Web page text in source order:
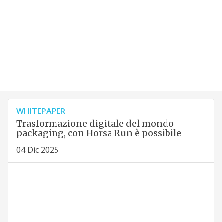
WHITEPAPER
Trasformazione digitale del mondo
packaging, con Horsa Run è possibile
04 Dic 2025